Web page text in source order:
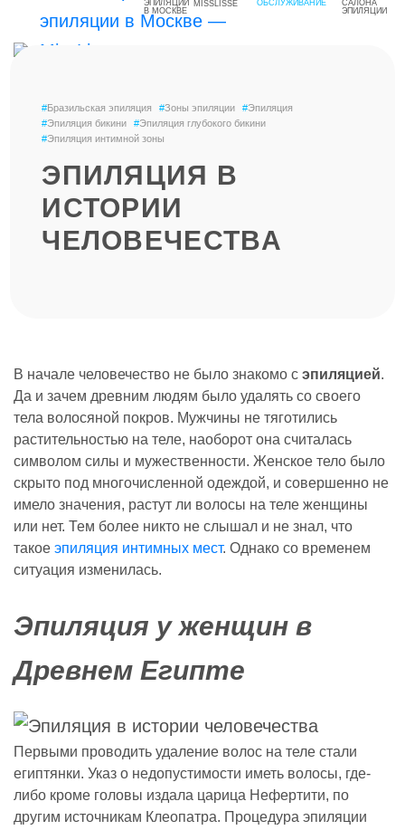
MISSLISSE
#Бразильская эпиляция #Зоны эпиляции #Эпиляция
#Эпиляция бикини #Эпиляция глубокого бикини
#Эпиляция интимной зоны
ЭПИЛЯЦИЯ В
ИСТОРИИ
ЧЕЛОВЕЧЕСТВА
В начале человечество не было знакомо с эпиляцией.
Да и зачем древним людям было удалять со своего
тела волосяной покров. Мужчины не тяготились
растительностью на теле, наоборот она считалась
символом силы и мужественности. Женское тело было
скрыто под многочисленной одеждой, и совершенно не
имело значения, растут ли волосы на теле женщины
или нет. Тем более никто не слышал и не знал, что
такое эпиляция интимных мест. Однако со временем
ситуация изменилась.
Эпиляция у женщин в
Древнем Египте
Первыми проводить удаление волос на теле стали
египтянки. Указ о недопустимости иметь волосы, где-
либо кроме головы издала царица Нефертити, по
другим источникам Клеопатра. Процедура эпиляции